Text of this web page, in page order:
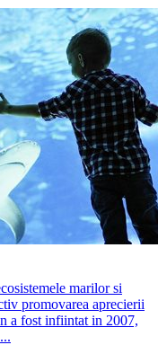
marilor si
promovarea aprecierii
a fost infiintat in 2007,